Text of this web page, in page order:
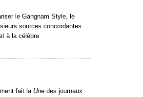
le Gangnam Style, le
sources concordantes
à la célèbre
fait la Une des journaux